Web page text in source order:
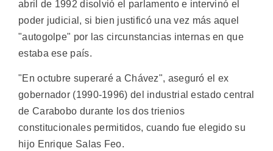
abril de 1992 disolvió el parlamento e intervinó el
poder judicial, si bien justificó una vez más aquel
"autogolpe" por las circunstancias internas en que
estaba ese país.
"En octubre superaré a Chávez", aseguró el ex
gobernador (1990-1996) del industrial estado central
de Carabobo durante los dos trienios
constitucionales permitidos, cuando fue elegido su
hijo Enrique Salas Feo.